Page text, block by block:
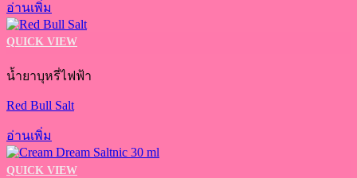
อ่านเพิ่ม
QUICK VIEW
น้ำยาบุหรี่ไฟฟ้า
Red Bull Salt
อ่านเพิ่ม
QUICK VIEW